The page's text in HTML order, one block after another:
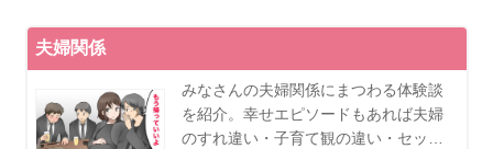
夫婦関係
みなさんの夫婦関係にまつわる体験談
を紹介。幸せエピソードもあれば夫婦
のすれ違い・子育て観の違い・セッ…